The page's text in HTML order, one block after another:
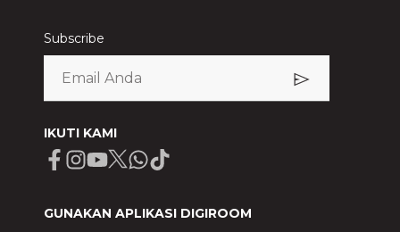
Subscribe
IKUTI KAMI
Facebook
Instagram
Youtube
X Whatsapp
Tiktok
GUNAKAN APLIKASI DIGIROOM